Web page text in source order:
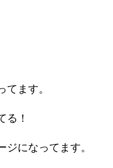
ます。
る！
になってます。